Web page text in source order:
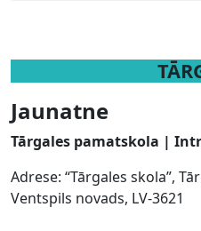
Jaunatne
Tārgales pamatskola |
Adrese: “Tārgales skola”,
Ventspils novads, LV-3621